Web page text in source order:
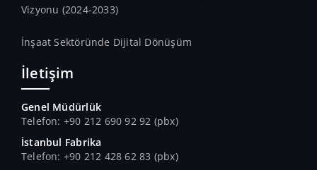
Vizyonu (2024-2033)
İnşaat Sektöründe Dijital Dönüşüm
İletişim
Genel Müdürlük
Telefon: +90 212 690 92 92 (pbx)
İstanbul Fabrika
Telefon: +90 212 428 62 83 (pbx)